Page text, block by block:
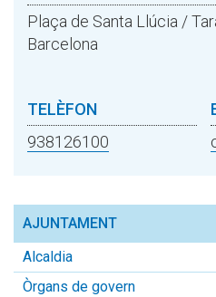
Plaça de Santa Llúcia /
Barcelona
TELÈFON
938126100
AJUNTAMENT
Alcaldia
Òrgans de govern